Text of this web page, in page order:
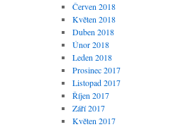
Červen 2018
Květen 2018
Duben 2018
Únor 2018
Leden 2018
Prosinec 2017
Listopad 2017
Říjen 2017
Září 2017
Květen 2017